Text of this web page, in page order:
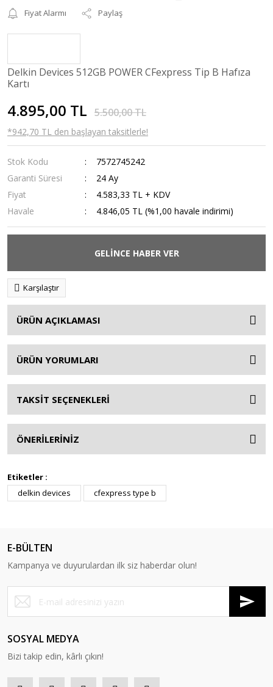
Fiyat Alarmı
Paylaş
Delkin Devices 512GB POWER CFexpress Tip B Hafıza
Kartı
4.895,00 TL 5.500,00 TL
*942,70 TL den başlayan taksitlerle!
Stok Kodu
7572745242
Garanti Süresi
24 Ay
Fiyat
4.583,33 TL + KDV
Havale
4.846,05 TL (%1,00 havale indirimi)
GELİNCE HABER VER
Karşılaştır
ÜRÜN AÇIKLAMASI
ÜRÜN YORUMLARI
TAKSİT SEÇENEKLERİ
ÖNERİLERİNİZ
Etiketler :
delkin devices
cfexpress type b
E-BÜLTEN
Kampanya ve duyurulardan ilk siz haberdar olun!
SOSYAL MEDYA
Bizi takip edin, kârlı çıkın!